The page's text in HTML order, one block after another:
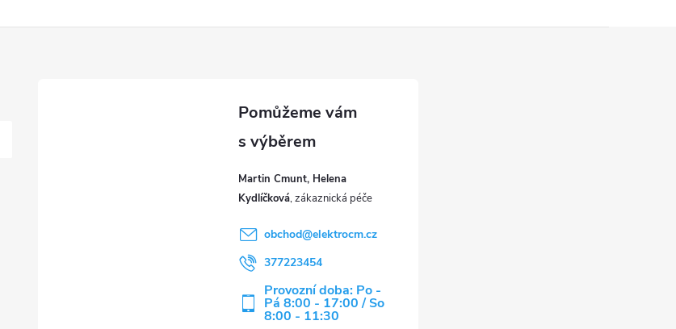
Martin Cmunt, Helena
Kydlíčková
obchod@elektrocm.cz
377223454
Provozní doba: Po -
Pá 8:00 - 17:00 / So
8:00 - 11:30